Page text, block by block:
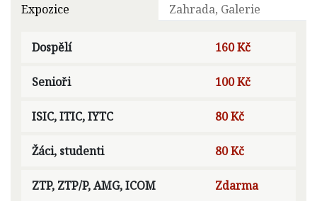
Expozice Zahrada, Galerie
Dospělí 160 Kč
Senioři 100 Kč
ISIC, ITIC, IYTC 80 Kč
Žáci, studenti 80 Kč
ZTP, ZTP/P, AMG, ICOM Zdarma